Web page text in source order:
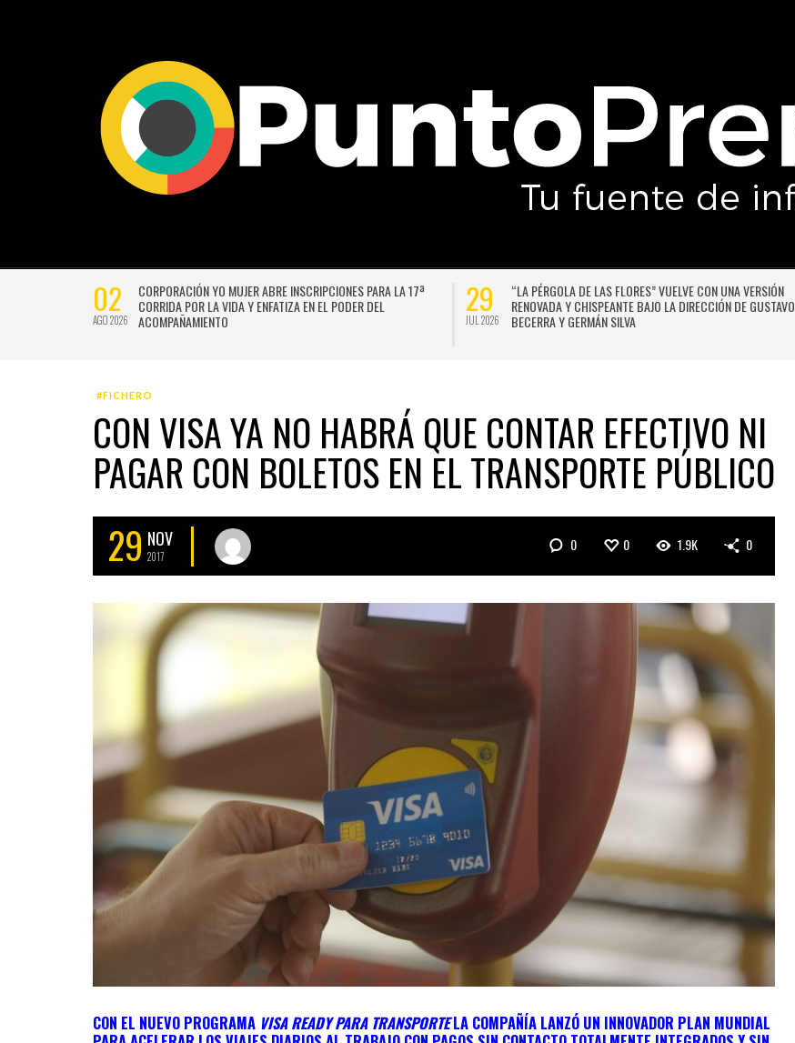
02
AGO 2026
CORPORACIÓN YO MUJER ABRE INSCRIPCIONES PARA LA 17ª
CORRIDA POR LA VIDA Y ENFATIZA EN EL PODER DEL
ACOMPAÑAMIENTO
29
JUL 2026
“LA PÉRGOLA DE LAS FLORES” VUELVE CON UNA VERSIÓN
RENOVADA Y CHISPEANTE BAJO LA DIRECCIÓN DE GUSTAVO
BECERRA Y GERMÁN SILVA
#FICHERO
CON VISA YA NO HABRÁ QUE CONTAR EFECTIVO NI
PAGAR CON BOLETOS EN EL TRANSPORTE PÚBLICO
29 NOV
2017
0 0 1.9K 0
CON EL NUEVO PROGRAMA VISA READY PARA TRANSPORTELA COMPAÑÍA LANZÓ UN INNOVADOR PLAN MUNDIAL